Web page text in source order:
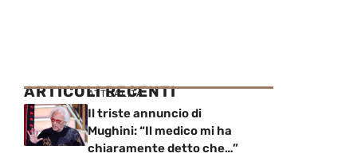
ARTICOLI RECENTI
ATTUALITÀ
Il triste annuncio di
Mughini: “Il medico mi ha
chiaramente detto che…”